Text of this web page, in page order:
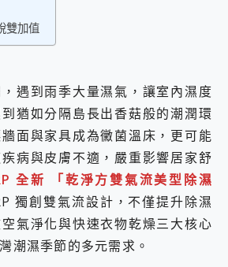
您的專屬AI 助手 Yoga Slim 7 Aura Edition 觸控AI筆電 開箱 評測
iPhone、Apple Watch、AirPods耳機 三個設備充電一起搞定 ONPRO MagReact™ M3 3 in 1可攜摺疊無線充電器 開箱 評測
動靜皆宜「HUAWEI FreeArc」開放式耳掛耳機，無感配戴! 超穩超服貼，音質、通話也很優質
好玩好拍 vivo V50 ~ 口袋裡的 Zeiss 潮流攝影棚!
25種洗烘模式一機搞定! Roborock 衣莉莎白 H1 Neo分子篩洗脫烘 AI 滾筒洗衣機
給 MSI Claw 系列電競掌機 最完美的家 MSI Nest Docking Station 掌機專屬擴充底座 開箱 評測
B&O 精品級音響! Home+ 中嘉寬頻 SoundBox 劇院串流盒 開箱 評測
EaseUS Vocal Remover 免費線上去聲器一鍵去除人聲 人聲 音樂分離 2024 消除人聲推薦
3 個超值 MHN 飛人工具分享~~ iToolab AnyGo 魔物獵人 Now飛人 ios教學 不出門也可以到處走
Locawhere AnyTo 寶可夢飛人 AnyTo 不出門也可以飛遍全世界
小體積 40000mAh 超大容量 一次充5個設備 充好充滿 CUKTECH 酷態科 300W 微型充電站 開箱 評測
雙加值
遇到雨季大量濕氣，讓室內濕度
猶如分隔島長出香菇般的潮潤環
面與家具成為黴菌溫床，更可能
病與皮膚不適，嚴重影響居家舒
全新 「乾淨方雙氣流美型除濕
獨創雙氣流設計，不僅提升除濕
氣淨化與快速衣物乾燥三大核心
潮濕季節的多元需求。